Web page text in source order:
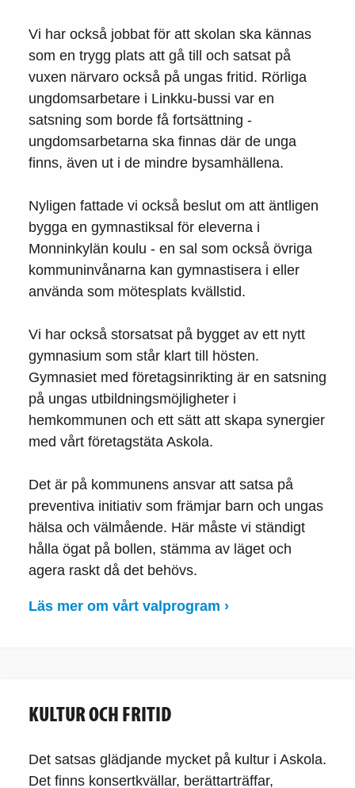
Vi har också jobbat för att skolan ska kännas
som en trygg plats att gå till och satsat på
vuxen närvaro också på ungas fritid. Rörliga
ungdomsarbetare i Linkku-bussi var en
satsning som borde få fortsättning -
ungdomsarbetarna ska finnas där de unga
finns, även ut i de mindre bysamhällena.
Nyligen fattade vi också beslut om att äntligen
bygga en gymnastiksal för eleverna i
Monninkylän koulu - en sal som också övriga
kommuninvånarna kan gymnastisera i eller
använda som mötesplats kvällstid.
Vi har också storsatsat på bygget av ett nytt
gymnasium som står klart till hösten.
Gymnasiet med företagsinrikting är en satsning
på ungas utbildningsmöjligheter i
hemkommunen och ett sätt att skapa synergier
med vårt företagstäta Askola.
Det är på kommunens ansvar att satsa på
preventiva initiativ som främjar barn och ungas
hälsa och välmående. Här måste vi ständigt
hålla ögat på bollen, stämma av läget och
agera raskt då det behövs.
Läs mer om vårt valprogram ›
KULTUR OCH FRITID
Det satsas glädjande mycket på kultur i Askola.
Det finns konsertkvällar, berättarträffar,